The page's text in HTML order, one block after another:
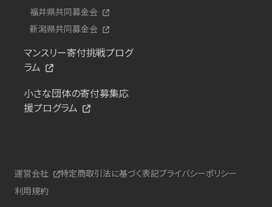
福井県共同募金会
新潟県共同募金会
マンスリー寄付挑戦プログ
ラム
小さな団体の寄付募集応
援プログラム
運営会社 特定商取引法に基づく表記プライバシーポリシー
利用規約